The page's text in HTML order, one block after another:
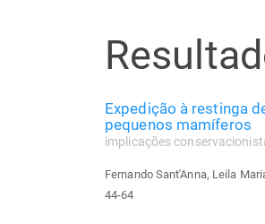
Expedição à restinga
pequenos mamíferos
implicações
Fernando Sant'Anna, Leila
44-64